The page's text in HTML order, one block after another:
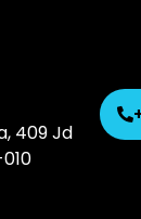
409 Jd